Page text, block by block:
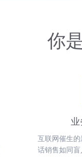
你
互联网催生
话销售如同